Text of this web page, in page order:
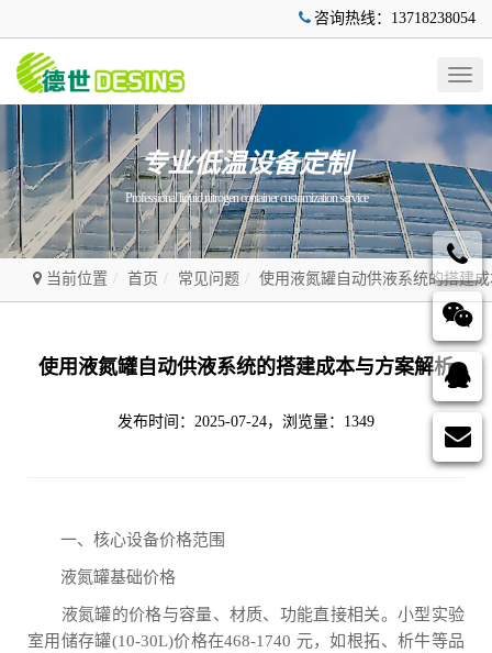
咨询热线：13718238054
专业低温设备定制
Professional liquid nitrogen container customization service
当前位置 首页 常见问题 使用液氮罐自动供液系统的搭建
使用液氮罐自动供液系统的搭建成本与方案解析
发布时间：2025-07-24，浏览量：1349
一、核心设备价格范围
液氮罐基础价格
液氮罐的价格与容量、材质、功能直接相关。小型实验
室用储存罐(10-30L)价格在468-1740 元，如根拓、析牛等品